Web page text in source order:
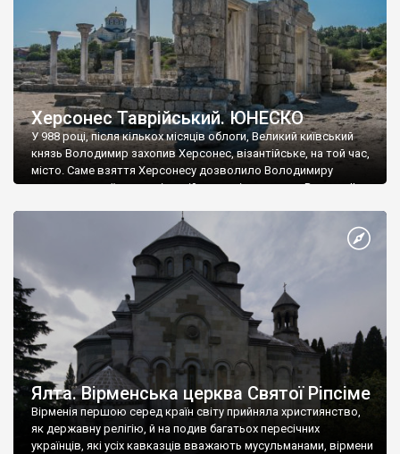
Херсонес Таврійський. ЮНЕСКО
У 988 році, після кількох місяців облоги, Великий київський
князь Володимир захопив Херсонес, візантійське, на той час,
місто. Саме взяття Херсонесу дозволило Володимиру
диктувати свої умови візантійському імператору Василю ІІ, та
Херсонесі Володимир-язичник, став Василем-християнином.
А потім було Хрещення Русі. На честь Херсонесу Таврійського
Ялта. Вірменська церква Святої Ріпсіме
Вірменія першою серед країн світу прийняла християнство,
як державну релігію, й на подив багатьох пересічних
українців, які усіх кавказців вважають мусульманами, вірмени